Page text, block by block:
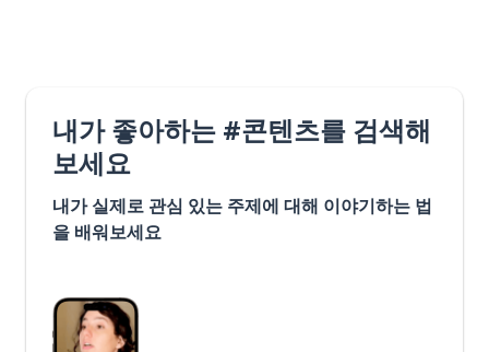
내가 좋아하는 #콘텐츠를 검색해
보세요
내가 실제로 관심 있는 주제에 대해 이야기하는 법
을 배워보세요